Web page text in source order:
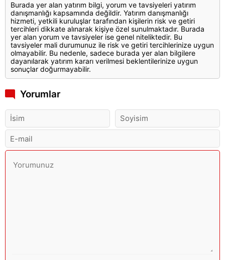
Burada yer alan yatırım bilgi, yorum ve tavsiyeleri yatırım
danışmanlığı kapsamında değildir. Yatırım danışmanlığı
hizmeti, yetkili kuruluşlar tarafından kişilerin risk ve getiri
tercihleri dikkate alınarak kişiye özel sunulmaktadır. Burada
yer alan yorum ve tavsiyeler ise genel niteliktedir. Bu
tavsiyeler mali durumunuz ile risk ve getiri tercihlerinize uygun
olmayabilir. Bu nedenle, sadece burada yer alan bilgilere
dayanılarak yatırım kararı verilmesi beklentilerinize uygun
sonuçlar doğurmayabilir.
Yorumlar